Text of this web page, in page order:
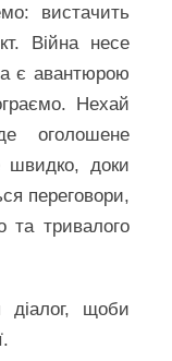
вистачить
Війна несе
є авантюрою
Нехай
оголошене
швидко, доки
переговори,
та тривалого
діалог, щоби